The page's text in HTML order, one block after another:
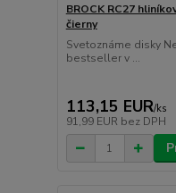
BROCK RC27
čierny
Svetoznáme disky
bestseller v ...
113,15 EUR/ks
91,99 EUR bez DPH